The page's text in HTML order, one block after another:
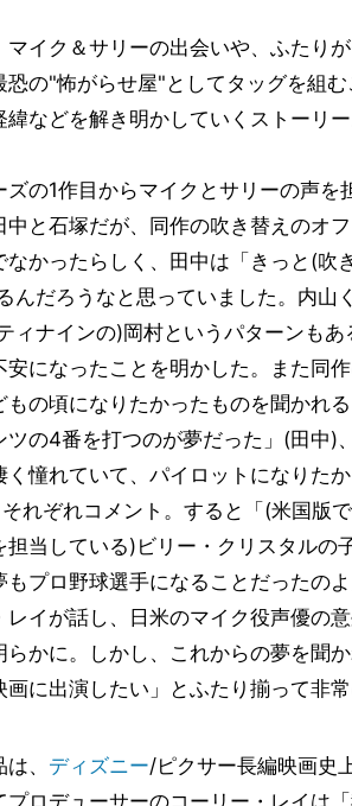
マイク＆サリーの出会いや、ふたり
恐の"怖がらせ屋"としてタッグを組む
緯などを解き明かしていくストーリー
ズの1作目からマイクとサリーの声を
中と石塚だが、同作の吹き替えのオ
なかったらしく、田中は「きっと(吹
んだろうなと思っていました。内山
ィナインの)岡村というパターンもあ
安になったことを明かした。また同
もの頃になりたかったものを聞かれ
ツの4番を打つのが夢だった」(田中)
く憧れていて、パイロットになりたか
れぞれコメント。すると「(米国版
担当している)ビリー・クリスタルの
もプロ野球選手になることだったの
レイが話し、日米のマイク役声優の
らかに。しかし、これからの夢を聞
画に出演したい」とふたり揃って非
、 ディズニー/ピクサー長編映画史
プロデューサーのコーリー・レイは